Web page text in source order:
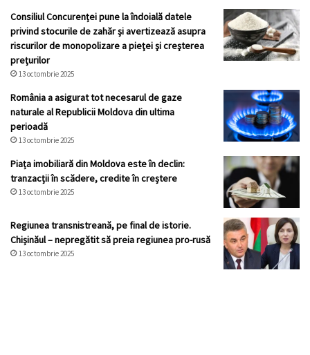
Consiliul Concurenței pune la îndoială datele
privind stocurile de zahăr şi avertizează asupra
riscurilor de monopolizare a pieţei şi creşterea
preţurilor
13 octombrie 2025
România a asigurat tot necesarul de gaze
naturale al Republicii Moldova din ultima
perioadă
13 octombrie 2025
Piața imobiliară din Moldova este în declin:
tranzacții în scădere, credite în creștere
13 octombrie 2025
Regiunea transnistreană, pe final de istorie.
Chișinăul – nepregătit să preia regiunea pro-rusă
13 octombrie 2025